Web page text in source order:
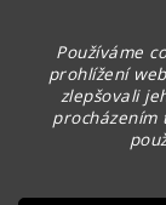
Používáme
prohlížení
zlepšovali
procházením